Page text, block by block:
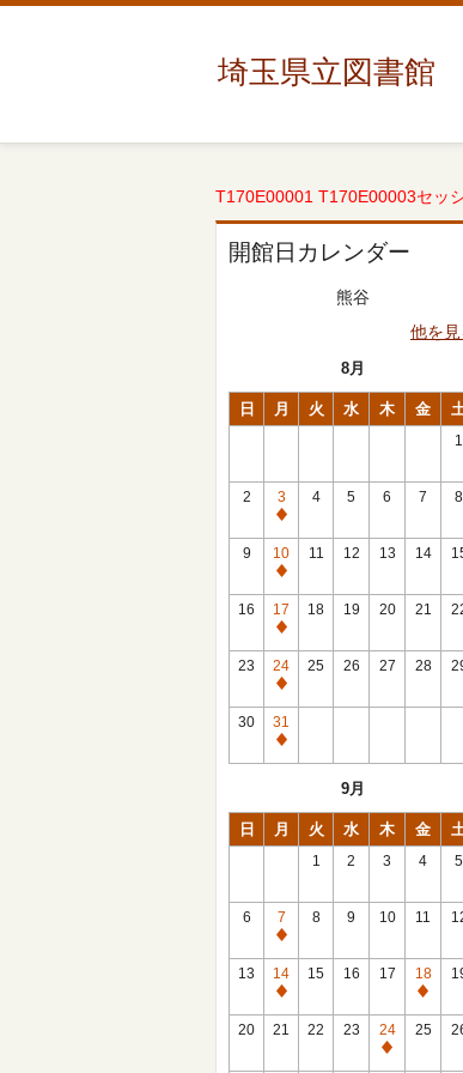
埼玉県立図書館
T170E00001 T170E00003セッ
開館日カレンダー
熊谷
他を見
8月
日 月 火 水 木 金
1
2
3
休
館
日
4 5 6 7 8
9
10
休
館
日
11 12 13 14
16
17
休
館
日
18 19 20 21
23
24
休
館
日
25 26 27 28
30
31
休
9月
日 月 火 水 木 金
1 2 3 4 5
6
7
休
館
日
8 9 10 11
13
14
休
館
15 16 17
18
休
館
20 21 22 23
24
休
25